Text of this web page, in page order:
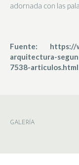
adornada con las
Fuente: https://
arquitectura-
7538-articulos.html
GALERÍA